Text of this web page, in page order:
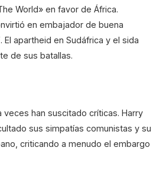
World» en favor de África.
en embajador de buena
El apartheid en Sudáfrica y el sida
de sus batallas.
veces han suscitado críticas. Harry
sus simpatías comunistas y su
criticando a menudo el embargo